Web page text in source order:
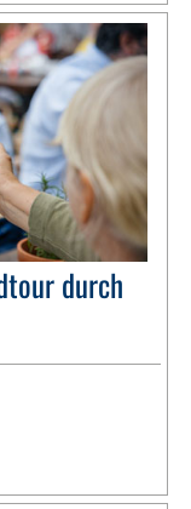
durch